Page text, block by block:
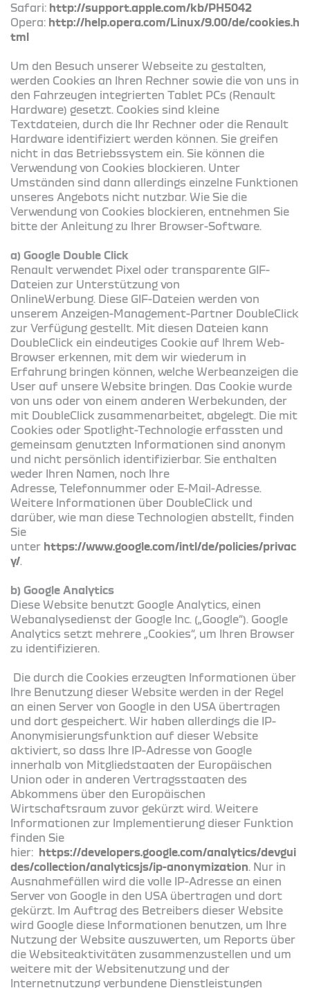
Safari: http://support.apple.com/kb/PH5042
Opera: http://help.opera.com/Linux/9.00/de/cookies.h
tml
Um den Besuch unserer Webseite zu gestalten,
werden Cookies an Ihren Rechner sowie die von uns in
den Fahrzeugen integrierten Tablet PCs (Renault
Hardware) gesetzt. Cookies sind kleine
Textdateien, durch die Ihr Rechner oder die Renault
Hardware identifiziert werden können. Sie greifen
nicht in das Betriebssystem ein. Sie können die
Verwendung von Cookies blockieren. Unter
Umständen sind dann allerdings einzelne Funktionen
unseres Angebots nicht nutzbar. Wie Sie die
Verwendung von Cookies blockieren, entnehmen Sie
bitte der Anleitung zu Ihrer Browser-Software.
a) Google Double Click
Renault verwendet Pixel oder transparente GIF-
Dateien zur Unterstützung von
OnlineWerbung. Diese GIF-Dateien werden von
unserem Anzeigen-Management-Partner DoubleClick
zur Verfügung gestellt. Mit diesen Dateien kann
DoubleClick ein eindeutiges Cookie auf Ihrem Web-
Browser erkennen, mit dem wir wiederum in
Erfahrung bringen können, welche Werbeanzeigen die
User auf unsere Website bringen. Das Cookie wurde
von uns oder von einem anderen Werbekunden, der
mit DoubleClick zusammenarbeitet, abgelegt. Die mit
Cookies oder Spotlight-Technologie erfassten und
gemeinsam genutzten Informationen sind anonym
und nicht persönlich identifizierbar. Sie enthalten
weder Ihren Namen, noch Ihre
Adresse, Telefonnummer oder E-Mail-Adresse.
Weitere Informationen über DoubleClick und
darüber, wie man diese Technologien abstellt, finden
Sie
unter https://www.google.com/intl/de/policies/privac
y/.
b) Google Analytics
Diese Website benutzt Google Analytics, einen
Webanalysedienst der Google Inc. („Google“). Google
Analytics setzt mehrere „Cookies“, um Ihren Browser
zu identifizieren.
Die durch die Cookies erzeugten Informationen über
Ihre Benutzung dieser Website werden in der Regel
an einen Server von Google in den USA übertragen
und dort gespeichert. Wir haben allerdings die IP-
Anonymisierungsfunktion auf dieser Website
aktiviert, so dass Ihre IP-Adresse von Google
innerhalb von Mitgliedstaaten der Europäischen
Union oder in anderen Vertragsstaaten des
Abkommens über den Europäischen
Wirtschaftsraum zuvor gekürzt wird. Weitere
Informationen zur Implementierung dieser Funktion
finden Sie
hier: https://developers.google.com/analytics/devgui
des/collection/analyticsjs/ip-anonymization. Nur in
Ausnahmefällen wird die volle IP-Adresse an einen
Server von Google in den USA übertragen und dort
gekürzt. Im Auftrag des Betreibers dieser Website
wird Google diese Informationen benutzen, um Ihre
Nutzung der Website auszuwerten, um Reports über
die Websiteaktivitäten zusammenzustellen und um
weitere mit der Websitenutzung und der
Internetnutzung verbundene Dienstleistungen